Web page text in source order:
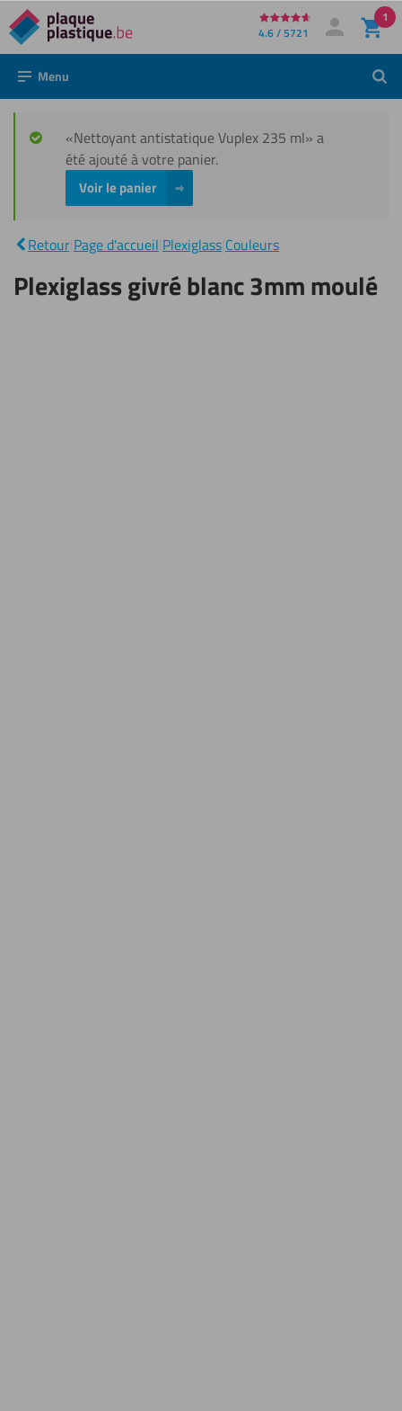
Directement
au
contenu
4.6 / 5721 Mon compte
Se connecter
1
Menu
«Nettoyant antistatique Vuplex 235 ml» a
été ajouté à votre panier.
Voir le panier
Retour Page d'accueil Plexiglass Couleurs
Plexiglass
blanc
3mm
moulé
Plexiglass givré blanc 3mm moulé